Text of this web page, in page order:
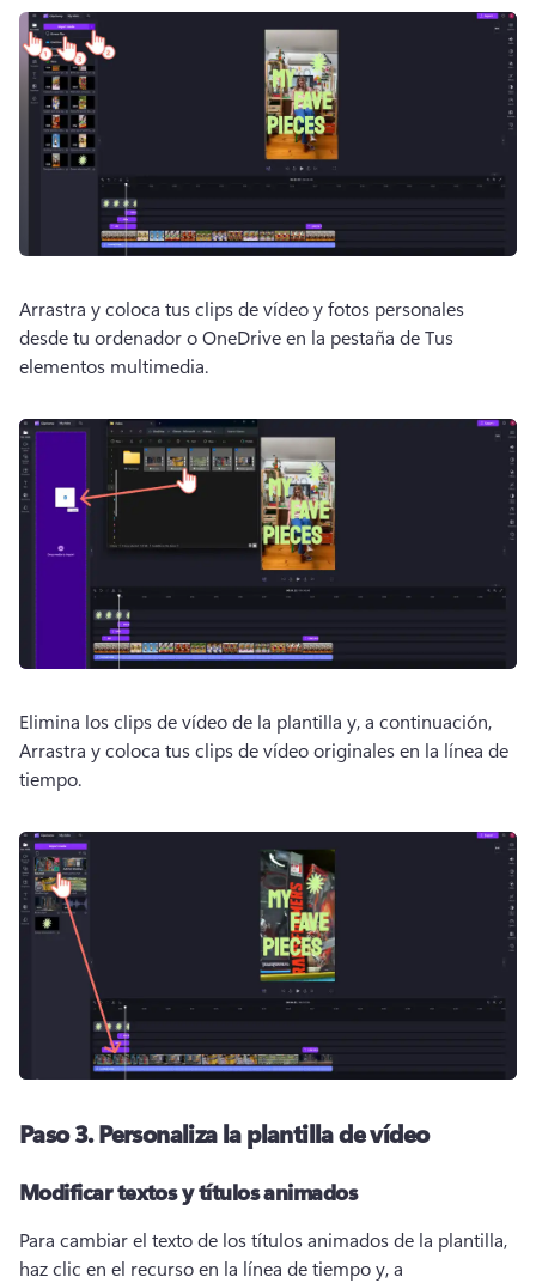
Arrastra y coloca tus clips de vídeo y fotos personales
desde tu ordenador o OneDrive en la pestaña de Tus
elementos multimedia.
Elimina los clips de vídeo de la plantilla y, a continuación,
Arrastra y coloca tus clips de vídeo originales en la línea de
tiempo.
Paso 3.Personaliza la plantilla de vídeo
Modificar textos y títulos animados
Para cambiar el texto de los títulos animados de la plantilla,
haz clic en el recurso en la línea de tiempo y, a